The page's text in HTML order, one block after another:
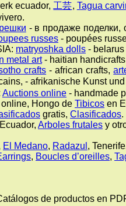
ecuador, 工芸, Tagua
- в продаже поделки,
russes - poupées
matryoshka dolls - belarus
metal art- haitian handicrafts
crafts - african crafts,
- afrikanische Kunst
Auctions online - handmade
online, Hongo de Tibicos en
gratis, Clasificados.
Arboles frutales y
El Medano, Radazul ,
, Boucles d’oreilles,
de productos en